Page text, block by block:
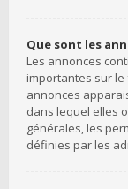
Que sont les
Les annonces
importantes sur
annonces
dans lequel elles
générales, les
définies par les